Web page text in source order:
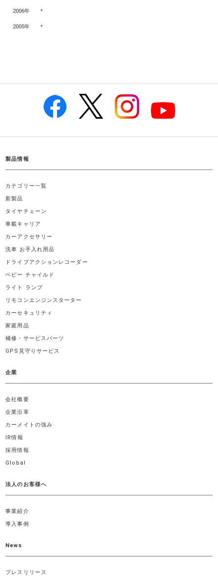
2006年
2005年
製品情報
カテゴリー一覧
新製品
タイヤチェーン
車載キャリア
カーアクセサリー
洗車 お手入れ用品
ドライブアクションレコーダー
ベビー チャイルド
ライト ランプ
リモコンエンジンスターター
カーセキュリティ
家庭用品
補修・サービスパーツ
GPS見守りサービス
企業
会社概要
企業沿革
カーメイトの強み
IR情報
採用情報
Global
法人のお客様へ
事業紹介
導入事例
News
プレスリリース